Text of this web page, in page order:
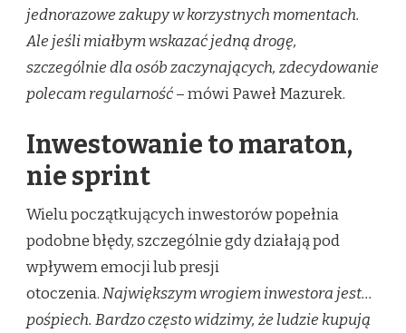
jednorazowe zakupy w korzystnych momentach.
Ale jeśli miałbym wskazać jedną drogę,
szczególnie dla osób zaczynających, zdecydowanie
polecam regularność– mówi Paweł Mazurek.
Inwestowanie to maraton,
nie sprint
Wielu początkujących inwestorów popełnia
podobne błędy, szczególnie gdy działają pod
wpływem emocji lub presji
otoczenia.Największym wrogiem inwestora jest…
pośpiech. Bardzo często widzimy, że ludzie kupują